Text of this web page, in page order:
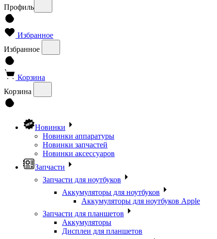
Профиль
Избранное
Избранное
Корзина
Корзина
Новинки
Новинки аппаратуры
Новинки запчастей
Новинки аксессуаров
Запчасти
Запчасти для ноутбуков
Аккумуляторы для ноутбуков
Аккумуляторы для ноутбуков Apple
Запчасти для планшетов
Аккумуляторы
Дисплеи для планшетов